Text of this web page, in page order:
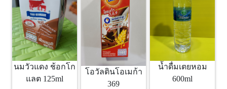
นมวัวแดง ช้อกโก
แลต 125ml
โอวัลตินโอเมก้า
369
น้ำดื่มเตยหอม
600ml